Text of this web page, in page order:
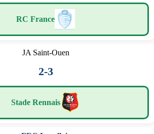
RC France
JA Saint-Ouen
2-3
Stade Rennais